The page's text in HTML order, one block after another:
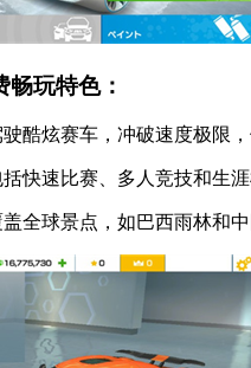
玩特色：
酷炫赛车，冲破速度极限
快速比赛、多人竞技和生
全球景点，如巴西雨林和